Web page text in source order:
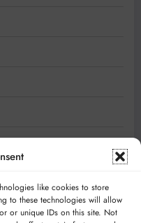
like cookies to store
to these technologies will allow
or unique IDs on this site. Not